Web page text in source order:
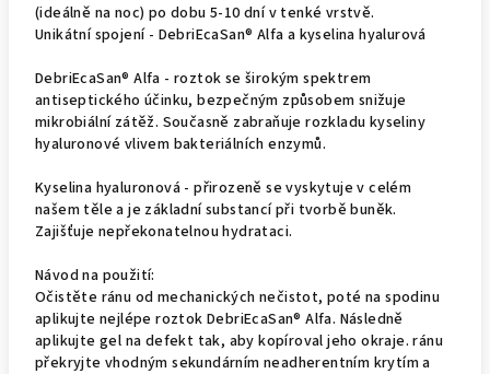
(ideálně na noc) po dobu 5-10 dní v tenké vrstvě.
Unikátní spojení - DebriEcaSan® Alfa a kyselina hyalurová
DebriEcaSan® Alfa - roztok se širokým spektrem
antiseptického účinku, bezpečným způsobem snižuje
mikrobiální zátěž. Současně zabraňuje rozkladu kyseliny
hyaluronové vlivem bakteriálních enzymů.
Kyselina hyaluronová - přirozeně se vyskytuje v celém
našem těle a je základní substancí při tvorbě buněk.
Zajišťuje nepřekonatelnou hydrataci.
Návod na použití:
Očistěte ránu od mechanických nečistot, poté na spodinu
aplikujte nejlépe roztok DebriEcaSan® Alfa. Následně
aplikujte gel na defekt tak, aby kopíroval jeho okraje. ránu
překryjte vhodným sekundárním neadherentním krytím a